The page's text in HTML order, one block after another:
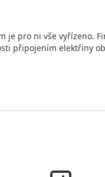
je pro ni vše vyřízeno.
připojením elektřiny